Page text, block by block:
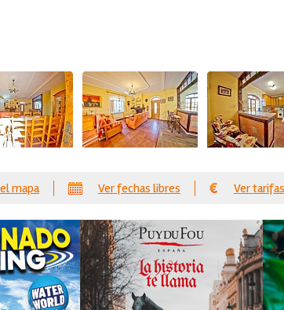
mapa Ver fechas libres Ver